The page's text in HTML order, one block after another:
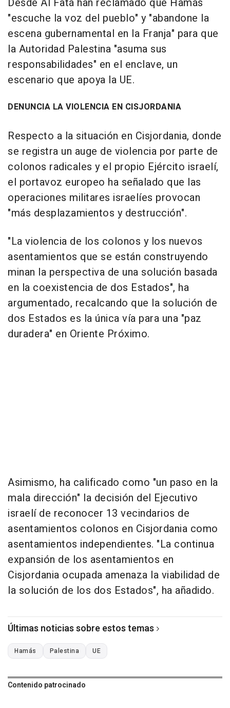
Desde Al Fatá han reclamado que Hamás
"escuche la voz del pueblo" y "abandone la
escena gubernamental en la Franja" para que
la Autoridad Palestina "asuma sus
responsabilidades" en el enclave, un
escenario que apoya la UE.
DENUNCIA LA VIOLENCIA EN CISJORDANIA
Respecto a la situación en Cisjordania, donde
se registra un auge de violencia por parte de
colonos radicales y el propio Ejército israelí,
el portavoz europeo ha señalado que las
operaciones militares israelíes provocan
"más desplazamientos y destrucción".
"La violencia de los colonos y los nuevos
asentamientos que se están construyendo
minan la perspectiva de una solución basada
en la coexistencia de dos Estados", ha
argumentado, recalcando que la solución de
dos Estados es la única vía para una "paz
duradera" en Oriente Próximo.
Asimismo, ha calificado como "un paso en la
mala dirección" la decisión del Ejecutivo
israelí de reconocer 13 vecindarios de
asentamientos colonos en Cisjordania como
asentamientos independientes. "La continua
expansión de los asentamientos en
Cisjordania ocupada amenaza la viabilidad de
la solución de los dos Estados", ha añadido.
Últimas noticias sobre estos temas
Hamás Palestina UE
Contenido patrocinado